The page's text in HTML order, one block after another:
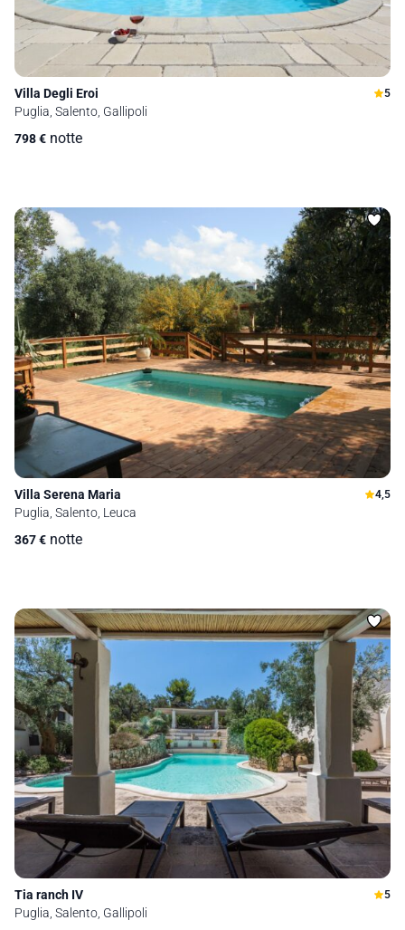
Villa Degli Eroi 5
Puglia, Salento, Gallipoli
798€ notte
Villa Serena Maria 4,5
Puglia, Salento, Leuca
367€ notte
Tia ranch IV 5
Puglia, Salento, Gallipoli